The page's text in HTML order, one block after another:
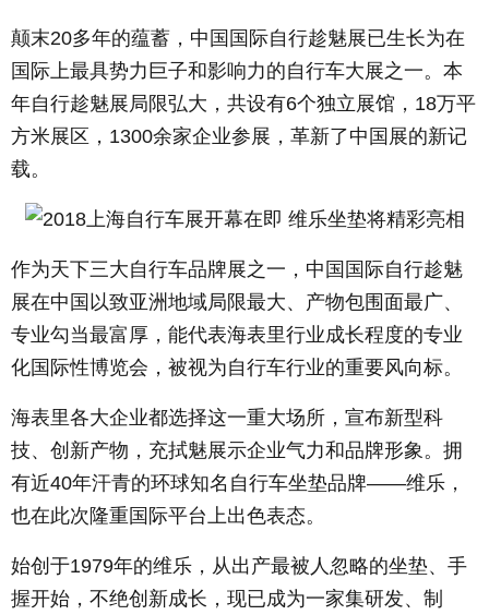
颠末20多年的蕴蓄，中国国际自行趁魅展已生长为在
国际上最具势力巨子和影响力的自行车大展之一。本
年自行趁魅展局限弘大，共设有6个独立展馆，18万平
方米展区，1300余家企业参展，革新了中国展的新记
载。
作为天下三大自行车品牌展之一，中国国际自行趁魅
展在中国以致亚洲地域局限最大、产物包围面最广、
专业勾当最富厚，能代表海表里行业成长程度的专业
化国际性博览会，被视为自行车行业的重要风向标。
海表里各大企业都选择这一重大场所，宣布新型科
技、创新产物，充拭魅展示企业气力和品牌形象。拥
有近40年汗青的环球知名自行车坐垫品牌——维乐，
也在此次隆重国际平台上出色表态。
始创于1979年的维乐，从出产最被人忽略的坐垫、手
握开始，不绝创新成长，现已成为一家集研发、制